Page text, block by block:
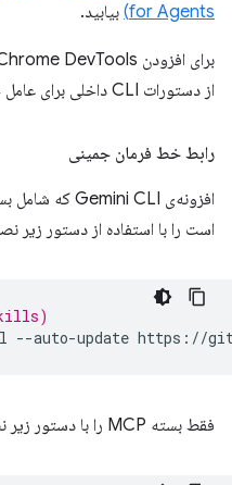
for Agents) بیابید.
از دستورات CLI داخلی برای عامل خاص خود استفاده کنید:
رابط خط فرمان جمینی
است را با استفاده از دستور زیر
--auto-update
فقط بسته MCP را با دستور زیر نصب کنید: